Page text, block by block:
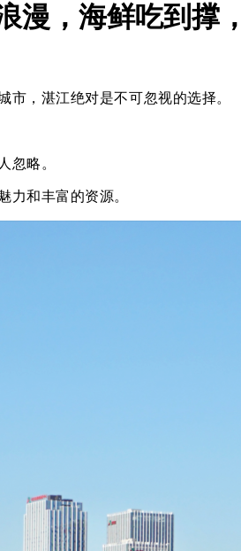
漫，海鲜吃到撑
，湛江绝对是不可忽视的选择。
忽略。
力和丰富的资源。